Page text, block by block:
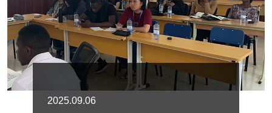
2025.09.06